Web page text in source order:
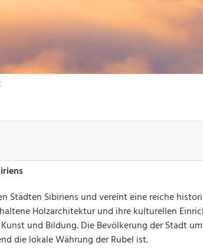
Städten Sibiriens und vereint eine reiche
Holzarchitektur und ihre kulturellen
und Bildung. Die Bevölkerung der Stadt
die lokale Währung der Rubel ist.